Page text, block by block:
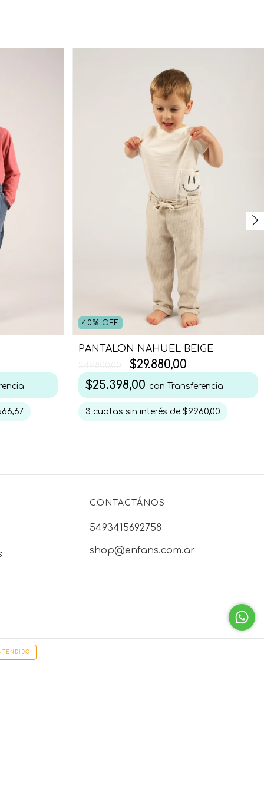
40% OFF
PANTALON NAHUEL BEIGE
$29.880,00
$25.398,00 con Transferencia
3 cuotas sin interés de $9.960,00
CONTACTÁNOS
5493415692758
shop@enfans.com.ar